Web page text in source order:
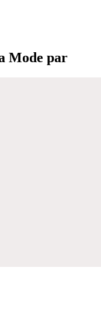
Mode par